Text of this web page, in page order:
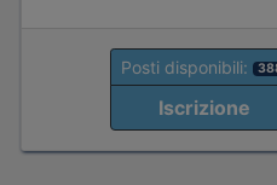
Posti disponibili:
Iscrizione